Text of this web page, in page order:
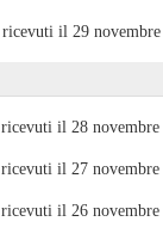
il 29 novembre
il 28 novembre
il 27 novembre
il 26 novembre